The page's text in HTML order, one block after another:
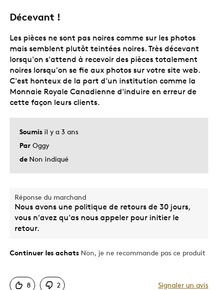
Décevant !
Soumis il y a 3 ans
Par Oggy
de Non indiqué
Les pièces ne sont pas noires comme sur les photos
mais semblent plutôt teintées noires. Très décevant
lorsqu'on s'attend à recevoir des pièces totalement
noires lorsqu'on se fie aux photos sur votre site web.
C'est honteux de la part d'un institution comme la
Monnaie Royale Canadienne d'induire en erreur de
cette façon leurs clients.
Réponse du marchand
Nous avons une politique de retours de 30 jours,
vous n'avez qu'as nous appeler pour initier le
retour.
Continuer les achats Non, je ne recommande pas ce produit
8 2 Signaler un avis